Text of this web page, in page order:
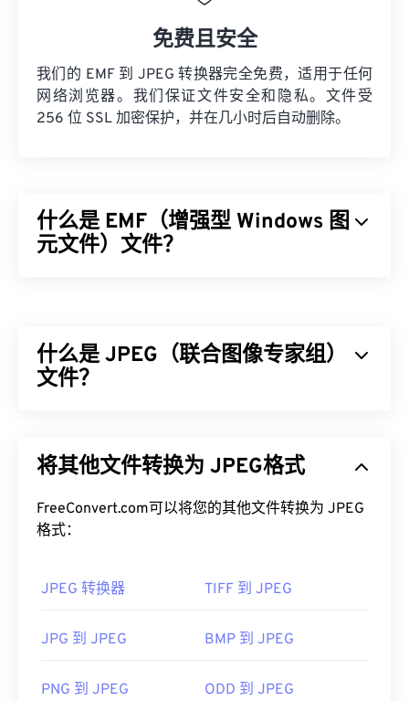
免费且安全
我们的 EMF 到 JPEG 转换器完全免费，适用于任何
网络浏览器。我们保证文件安全和隐私。文件受
256 位 SSL 加密保护，并在几小时后自动删除。
什么是 EMF（增强型 Windows 图
元文件）文件？
且具有设备独立性，是 WMF 16 位文件格式的改进
版。
默认的 EMF 打开程序是XnView MP，它可以跨平台
运行。在 Microsoft Windows (Windows) 上，
CorelDraw Graphics Suite是一个常用的 WMF 打开
程序。在 macOS 上，可以尝试
可以尝试的其他查看器包括 Windows 上的
Paint 。
什么是 JPEG（联合图像专家组）
文件？
广泛应用的原因。因此，JPEG 文件相对较小，非常
们的JPEG 压缩工具将文件大小减少高达 80%！
如果您需要更好的压缩效果，您可以将
几乎所有图像查看器程序和应用程序都能识别并打开
图像查看器、图像编辑器或网页浏览器中打开它。要
将其他文件转换为 JPEG格式
FreeConvert.com可以将您的其他文件转换为 JPEG
格式：
JPEG 转换器 TIFF 到 JPEG
JPG 到 JPEG BMP 到 JPEG
PNG 到 JPEG ODD 到 JPEG